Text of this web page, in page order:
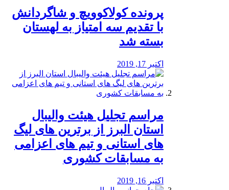
پرونده کولاکوویچ و شاگردانش
با تقدیم سه امتیاز به لهستان
بسته شد
اکتبر 17, 2019
مراسم تجلیل هیئت والیبال
استان البرز از برترین های لیگ
های استانی و تیم های اعزامی
به مسابقات کشوری
اکتبر 16, 2019